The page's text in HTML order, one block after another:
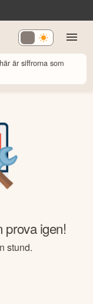
är siffrorna som
prova igen!
stund.